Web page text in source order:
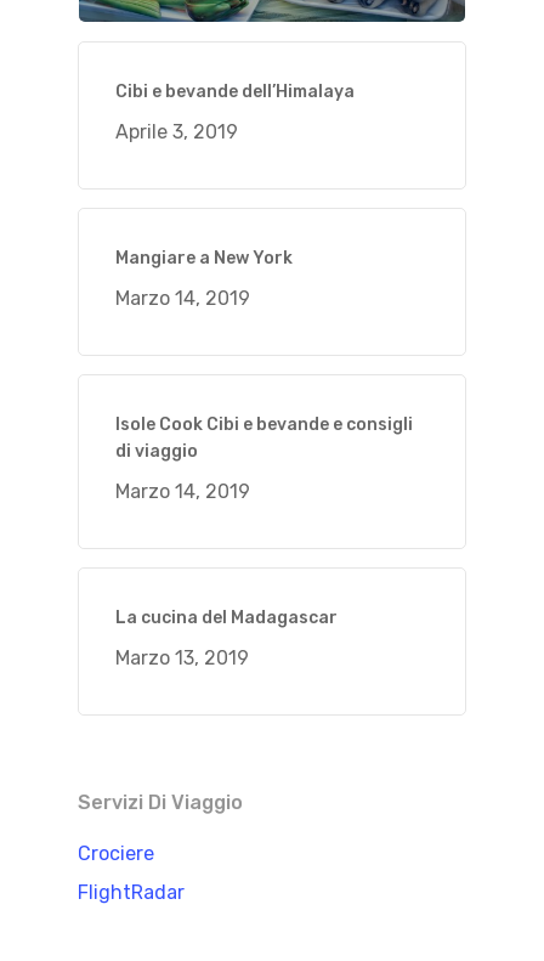
Cibi e bevande dell’Himalaya
Aprile 3, 2019
Mangiare a New York
Marzo 14, 2019
Isole Cook Cibi e bevande e consigli
di viaggio
Marzo 14, 2019
La cucina del Madagascar
Marzo 13, 2019
Servizi Di Viaggio
Crociere
FlightRadar